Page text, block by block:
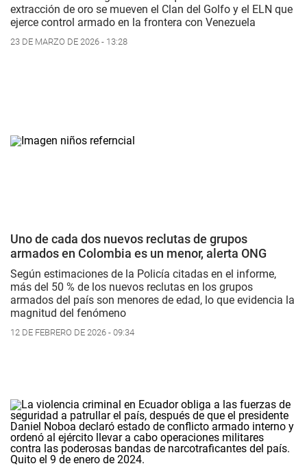
extracción de oro se mueven el Clan del Golfo y el ELN que
ejerce control armado en la frontera con Venezuela
23 DE MARZO DE 2026 - 13:28
Uno de cada dos nuevos reclutas de grupos
armados en Colombia es un menor, alerta ONG
Según estimaciones de la Policía citadas en el informe,
más del 50 % de los nuevos reclutas en los grupos
armados del país son menores de edad, lo que evidencia la
magnitud del fenómeno
12 DE FEBRERO DE 2026 - 09:34